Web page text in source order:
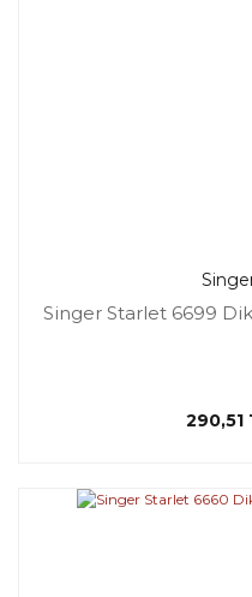
Singer Starlet 6699
290,51